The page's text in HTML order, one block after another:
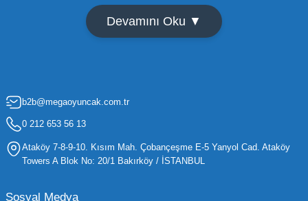
temel yolu ise doğru tedarikçiyi bulmaktan
geçer. Toptan oyuncak satışı süreçlerinde
hızla değişen trendlere sahip olduğu için,
işletmelerin stoklarını güncel tutması ve her
yaş grubuna hitap eden ürünleri bünyesinde
barındırması gerekir.
Mega Oyuncak olarak sunduğumuz geniş ürün
Devamını Oku ▼
b2b@megaoyuncak.com.tr
0 212 653 56 13
Ataköy 7-8-9-10. Kısım Mah. Çobançeşme E-5 Yanyol Cad. Ataköy
Towers A Blok No: 20/1 Bakırköy / İSTANBUL
Sosyal Medya